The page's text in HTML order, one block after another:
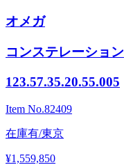
オメガ
コンステレーション
123.57.35.20.55.005
Item No.82409
在庫有/東京
¥1,559,850